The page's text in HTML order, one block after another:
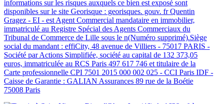
informations sur les risques auxquels ce bien est exposé sont
disponibles sur le site Georisque : georisques. gouv. fr Quentin
Gragez - EI - est Agent Commercial mandataire en immobilier,
immatriculé au Registre Spécial des Agents Commerciaux du
Tribunal de Commerce de Lille sous le n(Numéro supprimé).Siège
social du mandant : effiCity, 48 avenue de Villiers - 75017 PARIS -
Société par Actions Simplifiée, société au capital de 132 373,05
euros, immatriculée au RCS Paris 497 617 746 et titulaire de la
Carte professionnelle CPI 7501 2015 000 002 025 - CCI Paris IDF -
Caisse de Garantie : GALIAN Assurances 89 rue de la Boétie
75008 Paris